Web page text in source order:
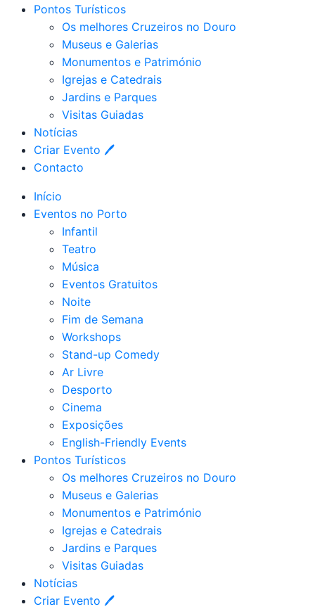
Pontos Turísticos
Os melhores Cruzeiros no Douro​
Museus e Galerias
Monumentos e Património
Igrejas e Catedrais
Jardins e Parques
Visitas Guiadas
Notícias
Criar Evento 🖊
Contacto
Início
Eventos no Porto
Infantil
Teatro
Música
Eventos Gratuitos
Noite
Fim de Semana
Workshops
Stand-up Comedy
Ar Livre
Desporto
Cinema
Exposições
English-Friendly Events
Pontos Turísticos
Os melhores Cruzeiros no Douro​
Museus e Galerias
Monumentos e Património
Igrejas e Catedrais
Jardins e Parques
Visitas Guiadas
Notícias
Criar Evento 🖊